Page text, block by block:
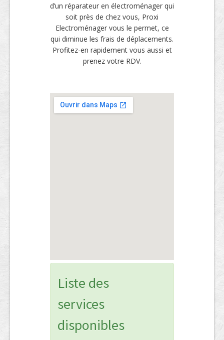
d’un réparateur en électroménager qui
soit près de chez vous, Proxi
Electroménager vous le permet, ce
qui diminue les frais de déplacements.
Profitez-en rapidement vous aussi et
prenez votre RDV.
Liste des
services
disponibles